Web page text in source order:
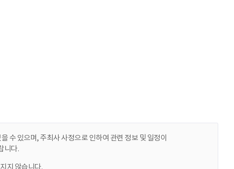
수 있으며, 주최사 사정으로 인하여 관련 정보 및 일정이
니다.
지 않습니다.